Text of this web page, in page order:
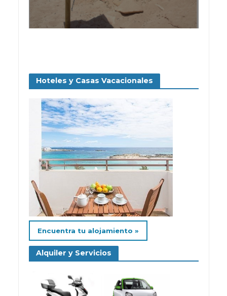
Hoteles y Casas Vacacionales
Encuentra tu alojamiento »
Alquiler y Servicios